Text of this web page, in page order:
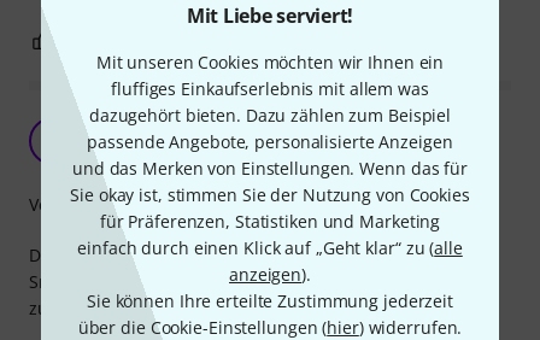
Mit Liebe serviert!
Mit unseren Cookies möchten wir Ihnen ein
fluffiges Einkaufserlebnis mit allem was
dazugehört bieten. Dazu zählen zum Beispiel
passende Angebote, personalisierte Anzeigen
und das Merken von Einstellungen. Wenn das für
Sie okay ist, stimmen Sie der Nutzung von Cookies
für Präferenzen, Statistiken und Marketing
einfach durch einen Klick auf „Geht klar“ zu (alle
anzeigen).
Sie können Ihre erteilte Zustimmung jederzeit
über die Cookie-Einstellungen (hier) widerrufen.
Stabile Verarbeitung, sehr lange Haltbarkeit
QuintFall 25.12.2017
Das Kabel wird von mir verwendet, um Geräte wie Laptop,
Smartphone über eine mittlere Distanz mit dem Mischpult
zu verbinden.
Verarbeitung